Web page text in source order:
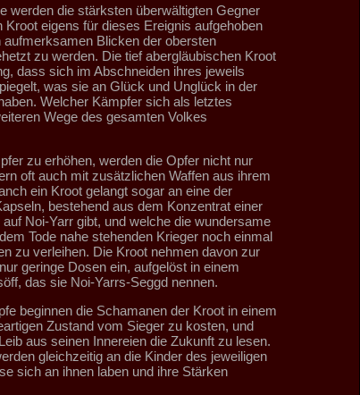
werden die stärksten überwältigten Gegner
Kroot eigens für dieses Ereignis aufgehoben
Blicken der obersten
zu werden. Die tief abergläubischen Kroot
dass sich im Abschneiden ihres jeweils
was sie an Glück und Unglück in der
Welcher Kämpfer sich als letztes
Wege des gesamten Volkes
zu erhöhen, werden die Opfer nicht nur
oft auch mit zusätzlichen Waffen aus ihrem
ein Kroot gelangt sogar an eine der
bestehend aus dem Konzentrat einer
Noi-Yarr gibt, und welche die wundersame
Tode nahe stehenden Krieger noch einmal
zu verleihen. Die Kroot nehmen davon zur
geringe Dosen ein, aufgelöst in einem
das sie Noi-Yarrs-Seggd nennen.
beginnen die Schamanen der Kroot in einem
Zustand vom Sieger zu kosten, und
aus seinen Innereien die Zukunft zu lesen.
gleichzeitig an die Kinder des jeweiligen
sich an ihnen laben und ihre Stärken